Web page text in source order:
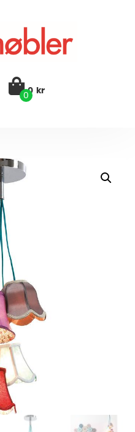
0
0 kr